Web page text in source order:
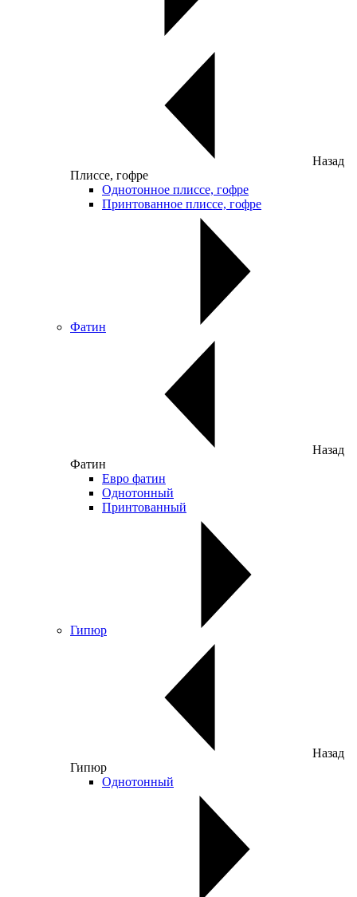
Назад
Плиссе, гофре
Однотонное плиссе, гофре
Принтованное плиссе, гофре
Фатин
Назад
Фатин
Евро фатин
Однотонный
Принтованный
Гипюр
Назад
Гипюр
Однотонный